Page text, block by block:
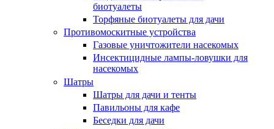
биотуалеты
Торфяные биотуалеты для дачи
Противомоскитные устройства
Газовые уничтожители насекомых
Инсектицидные лампы-ловушки для
насекомых
Шатры
Шатры для дачи и тенты
Павильоны для кафе
Беседки для дачи